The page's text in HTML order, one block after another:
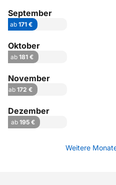
September
ab 171 €
Oktober
ab 181 €
November
ab 172 €
Dezember
ab 195 €
Weitere